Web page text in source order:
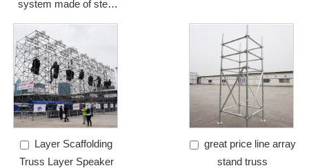
system made of steel
truss for line array
Layer Scaffolding
Truss Layer Speaker
great price line array
stand truss